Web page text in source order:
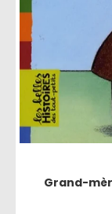
Grand-